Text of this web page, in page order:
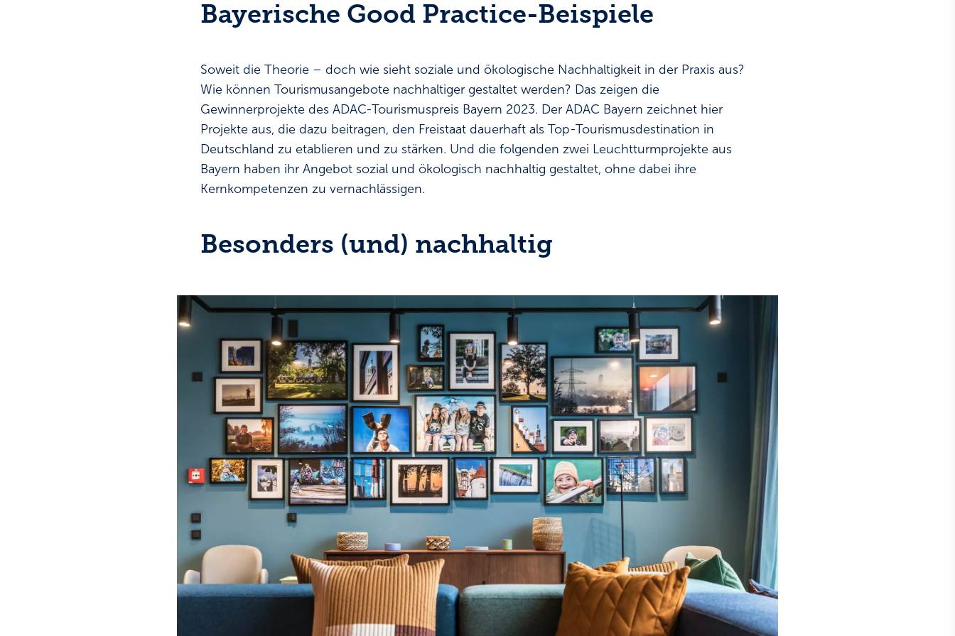
Bayerische Good Practice-Beispiele
Soweit die Theorie – doch wie sieht soziale und ökologische Nachhaltigkeit in der Praxis aus?
Wie können Tourismusangebote nachhaltiger gestaltet werden? Das zeigen die
Gewinnerprojekte des ADAC-Tourismuspreis Bayern 2023. Der ADAC Bayern zeichnet hier
Projekte aus, die dazu beitragen, den Freistaat dauerhaft als Top-Tourismusdestination in
Deutschland zu etablieren und zu stärken. Und die folgenden zwei Leuchtturmprojekte aus
Bayern haben ihr Angebot sozial und ökologisch nachhaltig gestaltet, ohne dabei ihre
Kernkompetenzen zu vernachlässigen.
Besonders (und) nachhaltig